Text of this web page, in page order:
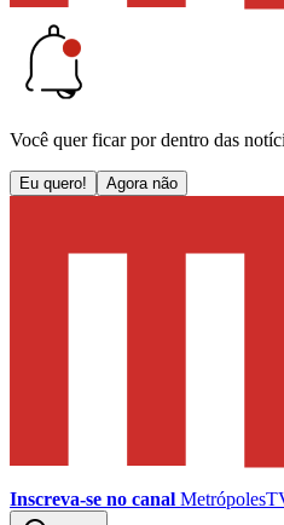
Você quer ficar por dentro das
Eu quero! Agora não
Inscreva-se no canal